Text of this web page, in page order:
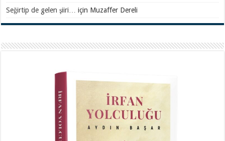
Seğirtip de gelen şiiri…
için Muzaffer Dereli